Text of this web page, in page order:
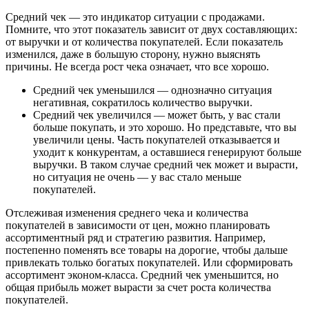
Средний чек — это индикатор ситуации с продажами.
Помните, что этот показатель зависит от двух составляющих:
от выручки и от количества покупателей. Если показатель
изменился, даже в большую сторону, нужно выяснять
причины. Не всегда рост чека означает, что все хорошо.
Средний чек уменьшился — однозначно ситуация
негативная, сократилось количество выручки.
Средний чек увеличился — может быть, у вас стали
больше покупать, и это хорошо. Но представьте, что вы
увеличили цены. Часть покупателей отказывается и
уходит к конкурентам, а оставшиеся генерируют больше
выручки. В таком случае средний чек может и вырасти,
но ситуация не очень — у вас стало меньше
покупателей.
Отслеживая изменения среднего чека и количества
покупателей в зависимости от цен, можно планировать
ассортиментный ряд и стратегию развития. Например,
постепенно поменять все товары на дорогие, чтобы дальше
привлекать только богатых покупателей. Или сформировать
ассортимент эконом-класса. Средний чек уменьшится, но
общая прибыль может вырасти за счет роста количества
покупателей.